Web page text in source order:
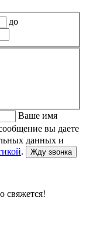
до
Ваше имя
вы даете
данных и
. Жду звонка
свяжется!